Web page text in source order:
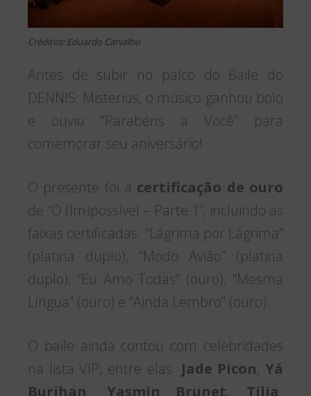
Créditos: Eduardo Carvalho
Antes de subir no palco do Baile do
DENNIS: Misterius, o músico ganhou bolo
e ouviu “Parabéns a Você” para
comemorar seu aniversário!
O presente foi a certificação de ouro
de “O (Im)possível – Parte 1”, incluindo as
faixas certificadas: “Lágrima por Lágrima”
(platina duplo), “Modo Avião” (platina
duplo); “Eu Amo Todas” (ouro); “Mesma
Língua” (ouro) e “Ainda Lembro” (ouro).
O baile ainda contou com celebridades
na lista VIP, entre elas: Jade Picon, Yá
Burihan, Yasmin Brunet, Tília,